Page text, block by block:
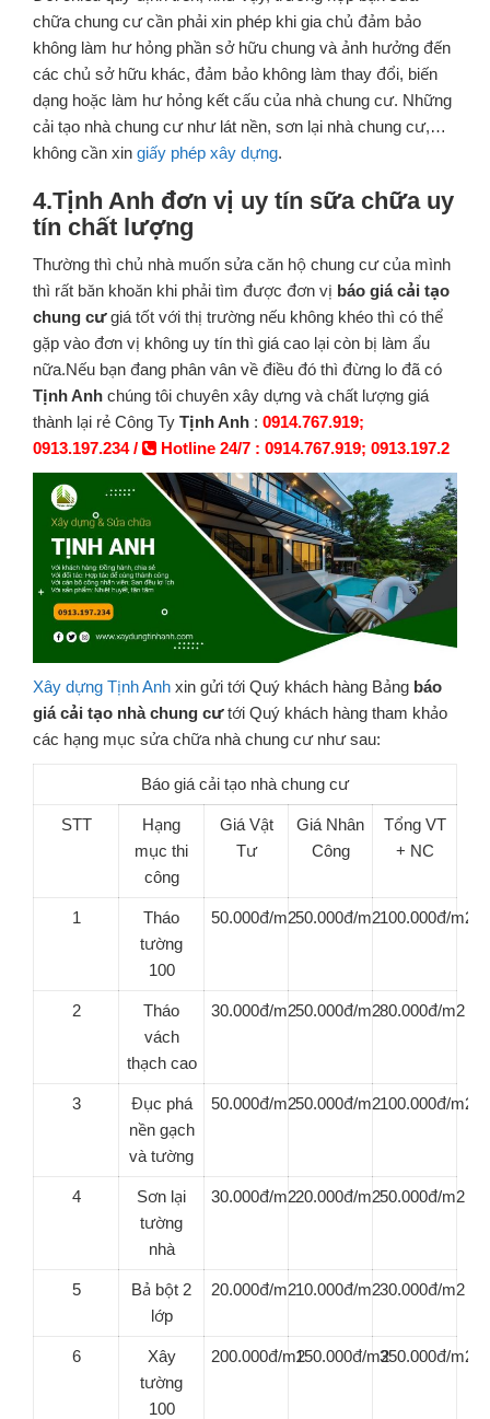
chữa chung cư cần phải xin phép khi gia chủ đảm bảo
không làm hư hỏng phần sở hữu chung và ảnh hưởng đến
các chủ sở hữu khác, đảm bảo không làm thay đổi, biến
dạng hoặc làm hư hỏng kết cấu của nhà chung cư. Những
cải tạo nhà chung cư như lát nền, sơn lại nhà chung cư,…
không cần xin giấy phép xây dựng.
4.Tịnh Anh đơn vị uy tín sữa chữa uy
tín chất lượng
Thường thì chủ nhà muốn sửa căn hộ chung cư của mình
thì rất băn khoăn khi phải tìm được đơn vị báo giá cải tạo
chung cưgiá tốt với thị trường nếu không khéo thì có thể
gặp vào đơn vị không uy tín thì giá cao lại còn bị làm ẩu
nữa.Nếu bạn đang phân vân về điều đó thì đừng lo đã có
Tịnh Anh chúng tôi chuyên xây dựng và chất lượng giá
thành lại rẻ Công Ty Tịnh Anh : 0914.767.919;
0913.197.234 /
Hotline 24/7 : 0914.767.919; 0913.197.2
Xây dựng Tịnh Anh xin gửi tới Quý khách hàng Bảng báo
giá cải tạo nhà chung cưtới Quý khách hàng tham khảo
các hạng mục sửa chữa nhà chung cư như sau:
Báo giá cải tạo nhà chung cư
STT
Hạng
mục thi
công
Giá Vật
Tư
Giá Nhân
Công
Tổng VT
+ NC
1
Tháo
tường
100
50.000đ/m250.000đ/m2100.000đ/m2
2
Tháo
vách
thạch cao
30.000đ/m250.000đ/m280.000đ/m2
3
Đục phá
nền gạch
và tường
50.000đ/m250.000đ/m2100.000đ/m2
4
Sơn lại
tường
nhà
30.000đ/m220.000đ/m250.000đ/m2
5
Bả bột 2
lớp
20.000đ/m210.000đ/m230.000đ/m2
6
Xây
tường
100
200.000đ/m2150.000đ/m2350.000đ/m2